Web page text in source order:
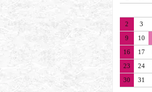
2
3
9
10
16
17
23
24
30
31